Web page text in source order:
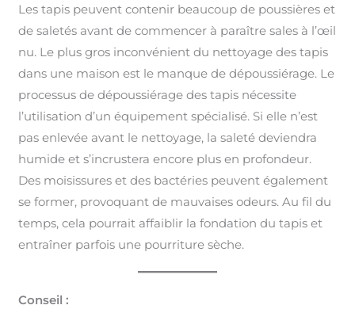
Les tapis peuvent contenir beaucoup de poussières et
de saletés avant de commencer à paraître sales à l’œil
nu. Le plus gros inconvénient du nettoyage des tapis
dans une maison est le manque de dépoussiérage. Le
processus de dépoussiérage des tapis nécessite
l’utilisation d’un équipement spécialisé. Si elle n’est
pas enlevée avant le nettoyage, la saleté deviendra
humide et s’incrustera encore plus en profondeur.
Des moisissures et des bactéries peuvent également
se former, provoquant de mauvaises odeurs. Au fil du
temps, cela pourrait affaiblir la fondation du tapis et
entraîner parfois une pourriture sèche.
Conseil :